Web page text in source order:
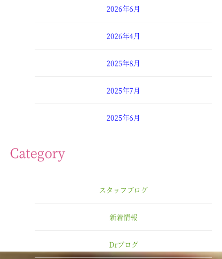
2026年6月
2026年4月
2025年8月
2025年7月
2025年6月
2024年12月
Category
スタッフブログ
新着情報
Drブログ